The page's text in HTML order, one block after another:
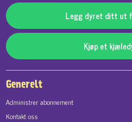
Legg dyret ditt ut
Kjøp et
Generelt
Administrer abonnement
Kontakt oss